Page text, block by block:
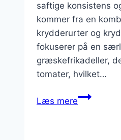
saftige konsistens
kommer fra en
krydderurter og
fokuserer på en
græskefrikadeller,
tomater, hvilket…
Læs mere